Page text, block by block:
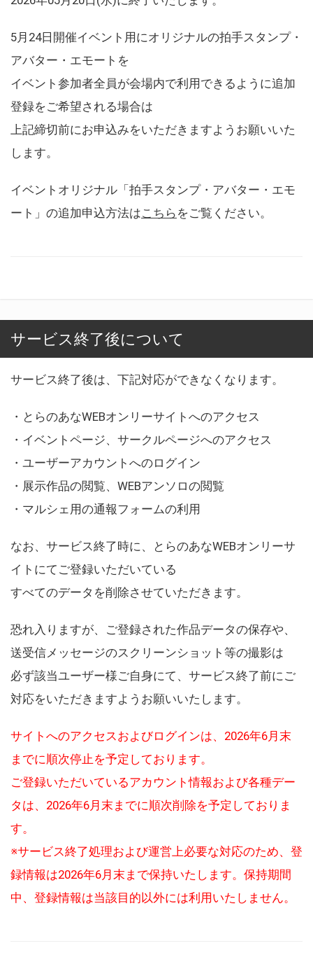
5月24日開催イベント用にオリジナルの拍手スタンプ・
アバター・エモートを
イベント参加者全員が会場内で利用できるように追加
登録をご希望される場合は
上記締切前にお申込みをいただきますようお願いいた
します。
イベントオリジナル「拍手スタンプ・アバター・エモ
ート」の追加申込方法はこちら をご覧ください。
サービス終了後について
サービス終了後は、下記対応ができなくなります。
・とらのあなWEBオンリーサイトへのアクセス
・イベントページ、サークルページへのアクセス
・ユーザーアカウントへのログイン
・展示作品の閲覧、WEBアンソロの閲覧
・マルシェ用の通報フォームの利用
なお、サービス終了時に、とらのあなWEBオンリーサ
イトにてご登録いただいている
すべてのデータを削除させていただきます。
恐れ入りますが、ご登録された作品データの保存や、
送受信メッセージのスクリーンショット等の撮影は
必ず該当ユーザー様ご自身にて、サービス終了前にご
対応をいただきますようお願いいたします。
サイトへのアクセスおよびログインは、2026年6月末
までに順次停止を予定しております。
ご登録いただいているアカウント情報および各種デー
タは、2026年6月末までに順次削除を予定しておりま
す。
※サービス終了処理および運営上必要な対応のため、登
録情報は2026年6月末まで保持いたします。保持期間
中、登録情報は当該目的以外には利用いたしません。